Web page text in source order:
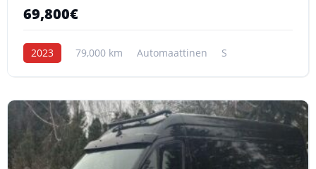
69,800€
2023 79,000 km Automaattinen S